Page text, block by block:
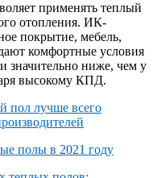
применять теплый
отопления. ИК-
покрытие, мебель,
комфортные условия
значительно ниже, чем у
высокому КПД.